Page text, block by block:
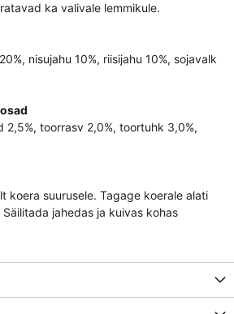
ka valivale lemmikule.
nisujahu 10%, riisijahu 10%, sojavalk
2,5%, toorrasv 2,0%, toortuhk 3,0%,
koera suurusele. Tagage koerale alati
jahedas ja kuivas kohas